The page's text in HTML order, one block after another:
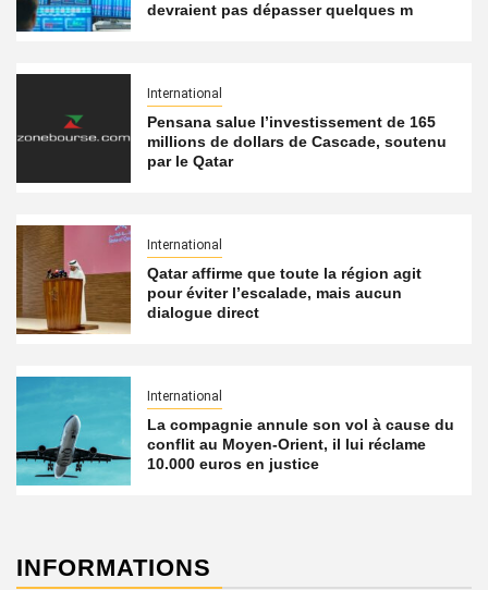
devraient pas dépasser quelques m
International
Pensana salue l’investissement de 165
millions de dollars de Cascade, soutenu
par le Qatar
International
Qatar affirme que toute la région agit
pour éviter l’escalade, mais aucun
dialogue direct
International
La compagnie annule son vol à cause du
conflit au Moyen-Orient, il lui réclame
10.000 euros en justice
INFORMATIONS